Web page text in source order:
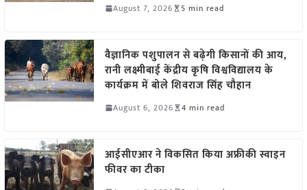
August 7, 2026 5 min read
वैज्ञानिक पशुपालन से बढ़ेगी किसानों की आय,
रानी लक्ष्मीबाई केंद्रीय कृषि विश्वविद्यालय के
कार्यक्रम में बोले शिवराज सिंह चौहान
August 6, 2026 4 min read
आईसीएआर ने विकसित किया अफ्रीकी स्वाइन
फीवर का टीका